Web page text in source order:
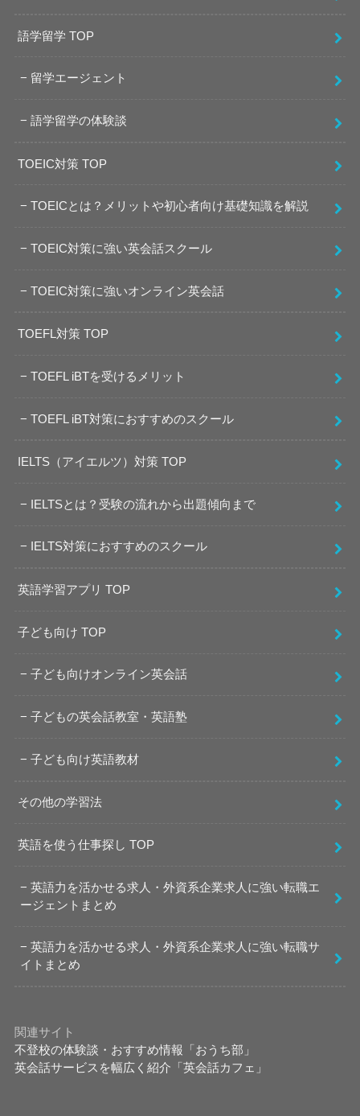
語学留学 TOP
留学エージェント
語学留学の体験談
TOEIC対策 TOP
TOEICとは？メリットや初心者向け基礎知識を解説
TOEIC対策に強い英会話スクール
TOEIC対策に強いオンライン英会話
TOEFL対策 TOP
TOEFL iBTを受けるメリット
TOEFL iBT対策におすすめのスクール
IELTS（アイエルツ）対策 TOP
IELTSとは？受験の流れから出題傾向まで
IELTS対策におすすめのスクール
英語学習アプリ TOP
子ども向け TOP
子ども向けオンライン英会話
子どもの英会話教室・英語塾
子ども向け英語教材
その他の学習法
英語を使う仕事探し TOP
英語力を活かせる求人・外資系企業求人に強い転職エ
ージェントまとめ
英語力を活かせる求人・外資系企業求人に強い転職サ
イトまとめ
関連サイト
不登校の体験談・おすすめ情報「おうち部」
英会話サービスを幅広く紹介「英会話カフェ」